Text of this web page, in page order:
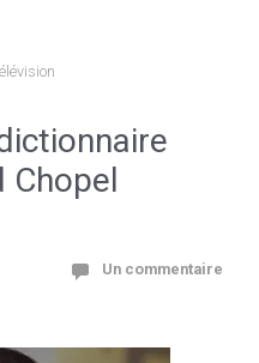
Un commentaire